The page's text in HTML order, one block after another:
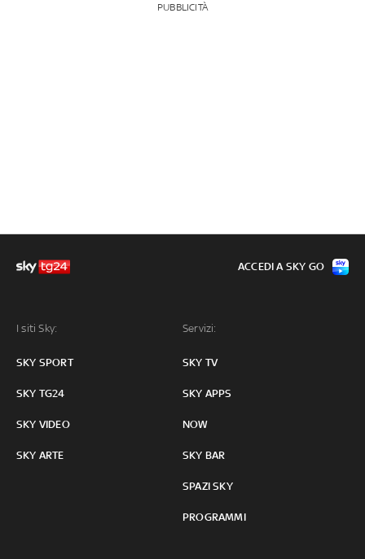
PUBBLICITÀ
I siti Sky:
SKY SPORT
SKY TG24
SKY VIDEO
SKY ARTE
Servizi:
SKY TV
SKY APPS
NOW
SKY BAR
SPAZI SKY
PROGRAMMI
ACCEDI A SKY GO